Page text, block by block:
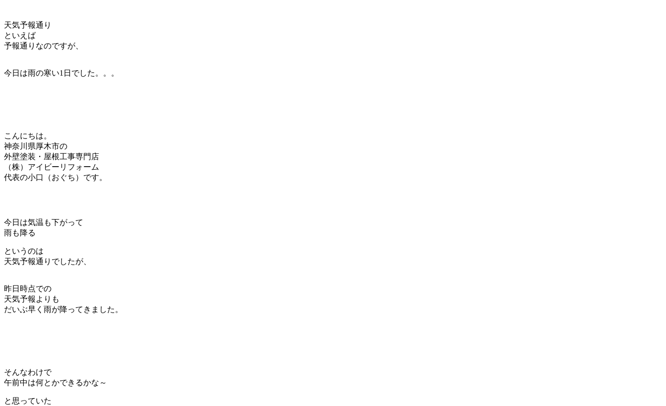
天気予報通り
といえば
予報通りなのですが、
今日は雨の寒い1日でした。。。
こんにちは。
神奈川県厚木市の
外壁塗装・屋根工事専門店
（株）アイビーリフォーム
代表の小口（おぐち）です。
今日は気温も下がって
雨も降る
というのは
天気予報通りでしたが、
昨日時点での
天気予報よりも
だいぶ早く雨が降ってきました。
そんなわけで
午前中は何とかできるかな～
と思っていた